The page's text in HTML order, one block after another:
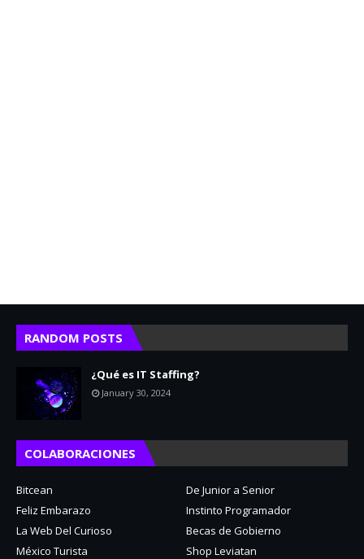
RANDOM POSTS
¿Qué es IT Staffing?
January 30, 2024
COLABORACIONES
Bitcean
De Junior a Senior
Feliz Embarazo
Instinto Programador
La Web Del Curioso
Becas de Gobierno
México Turista
Shop Leviatan